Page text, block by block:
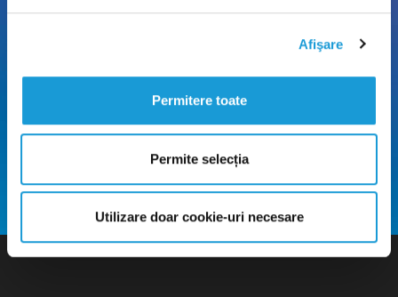
Afişare
Permitere toate
Permite selecția
Utilizare doar cookie-uri necesare